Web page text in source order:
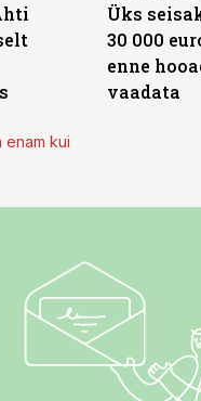
enam kui
Üks
30 000
enne
vaadata